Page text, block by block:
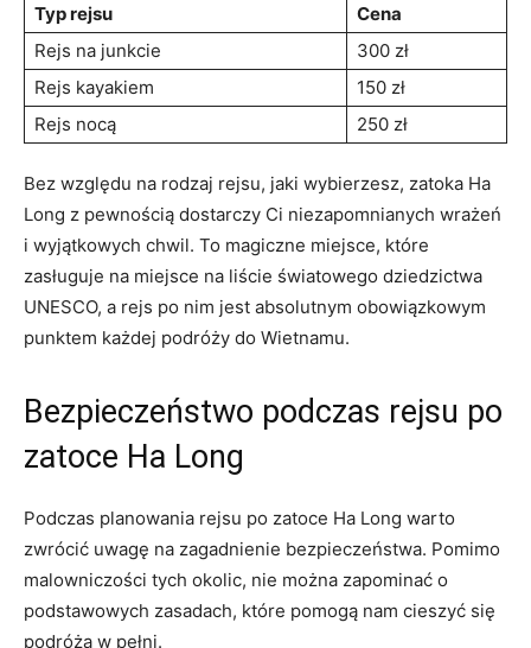
Typ rejsu
Cena
Rejs na junkcie
300 zł
Rejs kayakiem
150 zł
Rejs nocą
250 zł
Bez względu na rodzaj rejsu, jaki ⁢wybierzesz, zatoka Ha
Long ⁤z ​pewnością⁢ dostarczy⁣ Ci niezapomnianych wrażeń
i ⁤wyjątkowych chwil. To magiczne miejsce,‌ które ​
zasługuje​ na miejsce‌ na liście światowego‌ dziedzictwa
UNESCO, a⁢ rejs po⁣ nim jest ⁣absolutnym obowiązkowym ​
punktem‍ każdej podróży do ⁣Wietnamu.
Bezpieczeństwo podczas ⁣rejsu po
zatoce Ha ​Long
Podczas planowania⁤ rejsu po zatoce Ha Long ‌warto
zwrócić uwagę na zagadnienie bezpieczeństwa. Pomimo
malowniczości tych okolic, nie można zapominać o
podstawowych zasadach, które pomogą nam cieszyć się
⁤podróżą w pełni.